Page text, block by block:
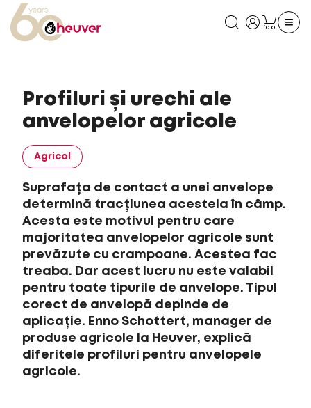
Profiluri și urechi ale
anvelopelor agricole
Agricol
Suprafața de contact a unei anvelope
determină tracțiunea acesteia în câmp.
Acesta este motivul pentru care
majoritatea anvelopelor agricole sunt
prevăzute cu crampoane. Acestea fac
treaba. Dar acest lucru nu este valabil
pentru toate tipurile de anvelope. Tipul
corect de anvelopă depinde de
aplicație. Enno Schottert, manager de
produse agricole la Heuver, explică
diferitele profiluri pentru anvelopele
agricole.